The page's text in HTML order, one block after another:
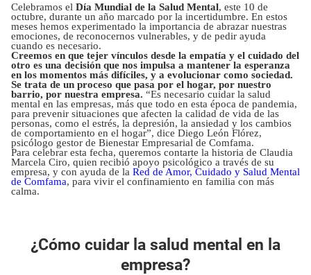
Celebramos el Día Mundial de la Salud Mental, este 10 de
octubre, durante un año marcado por la incertidumbre. En estos
meses hemos experimentado la importancia de abrazar nuestras
emociones, de reconocernos vulnerables, y de pedir ayuda
cuando es necesario.
Creemos en que tejer vínculos desde la empatía y el cuidado del
otro es una decisión que nos impulsa a mantener la esperanza
en los momentos más difíciles, y a evolucionar como sociedad.
Se trata de un proceso que pasa por el hogar, por nuestro
barrio, por nuestra empresa. “Es necesario cuidar la salud
mental en las empresas, más que todo en esta época de pandemia,
para prevenir situaciones que afecten la calidad de vida de las
personas, como el estrés, la depresión, la ansiedad y los cambios
de comportamiento en el hogar”, dice Diego León Flórez,
psicólogo gestor de Bienestar Empresarial de Comfama.
Para celebrar esta fecha, queremos contarte la historia de Claudia
Marcela Ciro, quien recibió apoyo psicológico a través de su
empresa, y con ayuda de la Red de Amor, Cuidado y Salud Mental
de Comfama, para vivir el confinamiento en familia con más
calma.
¿Cómo cuidar la salud mental en la
empresa?